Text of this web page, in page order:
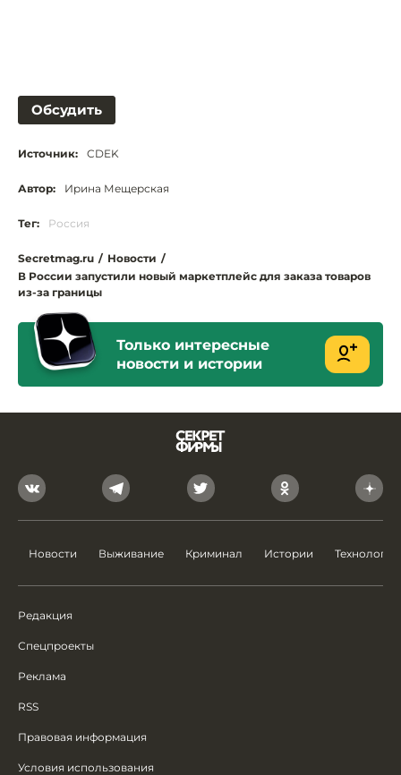
Обсудить
Источник: CDEK
Автор: Ирина Мещерская
Тег: Россия
Secretmag.ru / Новости /
В России запустили новый маркетплейс для заказа товаров
из-за границы
Только интересные
новости и истории
Новости Выживание Криминал Истории Технологии
Редакция
Спецпроекты
Реклама
RSS
Правовая информация
Условия использования